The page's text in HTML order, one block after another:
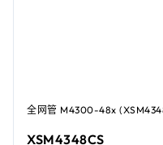
全网管 M4300-48x
XSM4348CS